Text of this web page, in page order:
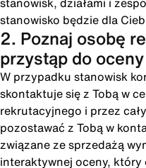
stanowisko będzie dla
2. Poznaj osobę
przystąp do oceny
W przypadku stanowisk
skontaktuje się z Tobą w
rekrutacyjnego i przez
pozostawać z Tobą w
związane ze sprzedażą
interaktywnej oceny, który